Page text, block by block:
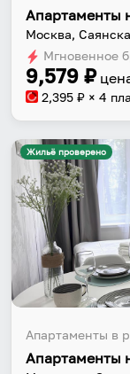
Апартаменты
Москва,
Мгновенное
9,579 ₽
2,395 ₽ × 4
Жильё проверено
Апартаменты в
Апартаменты